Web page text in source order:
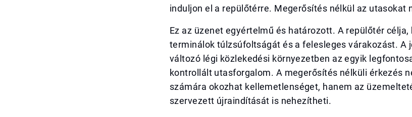
induljon el a repülőtérre. Megerősítés nélkül az utasokat
Ez az üzenet egyértelmű és határozott. A repülőtér célja,
terminálok túlzsúfoltságát és a felesleges várakozást. A
változó légi közlekedési környezetben az egyik
kontrollált utasforgalom. A megerősítés nélküli érkezés
számára okozhat kellemetlenséget, hanem az
szervezett újraindítását is nehezítheti.